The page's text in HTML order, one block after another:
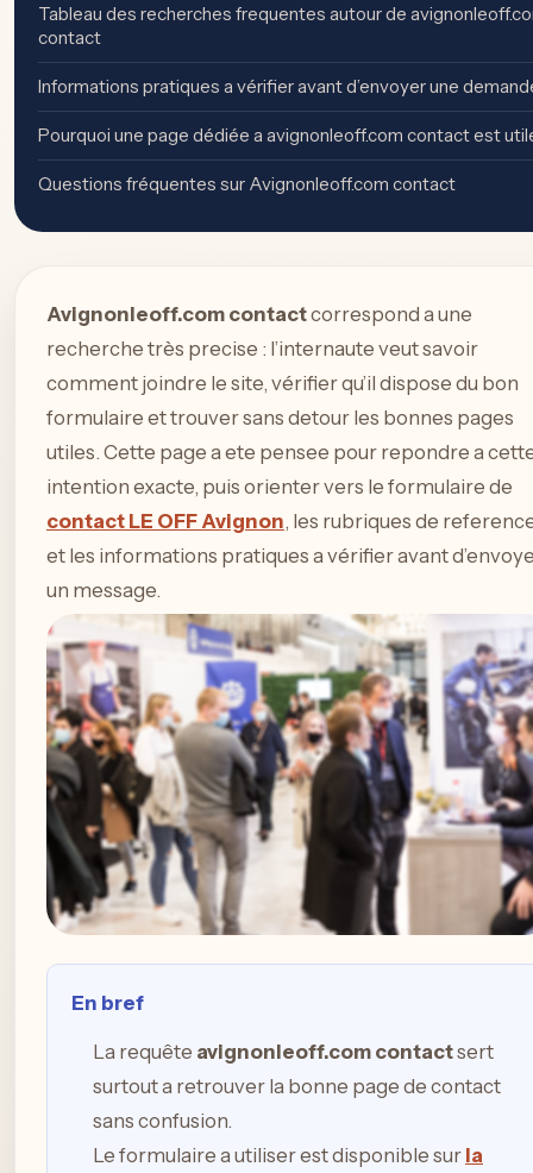
Avignonleoff.com contactcorrespond a une
recherche très precise : l’internaute veut savoir
comment joindre le site, vérifier qu’il dispose du bon
formulaire et trouver sans detour les bonnes pages
utiles. Cette page a ete pensee pour repondre a
intention exacte, puis orienter vers le formulaire de
contact LE OFF Avignon, les rubriques de
et les informations pratiques a vérifier avant
un message.
En bref
La requête avignonleoff.com contactsert
surtout a retrouver la bonne page de contact
sans confusion.
Le formulaire a utiliser est disponible sur la
Tableau des recherches frequentes autour de
contact
Informations pratiques a vérifier avant d’envoyer une
Pourquoi une page dédiée a avignonleoff.com contact est
Questions fréquentes sur Avignonleoff.com contact